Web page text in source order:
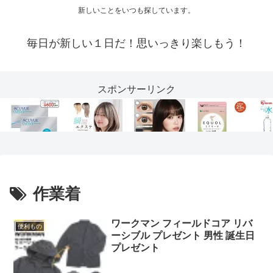
新しいことをいつも探しています。
毎日が新しい１日だ！思いっきり楽しもう！
スポンサーリンク
作業着
便利もの
ワークマン フィールドコア リバ
ーシブル プレゼント 男性 誕生日
プレゼント